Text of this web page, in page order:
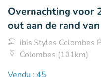
Overnachting voor
out aan de rand
ibis Styles Colombes
Colombes (101km)
Vendu : 45